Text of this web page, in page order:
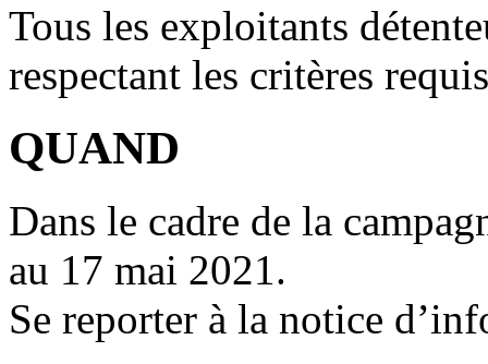
Tous les exploitants
respectant les critères
QUAND
Dans le cadre de la
au 17 mai 2021.
Se reporter à la notice